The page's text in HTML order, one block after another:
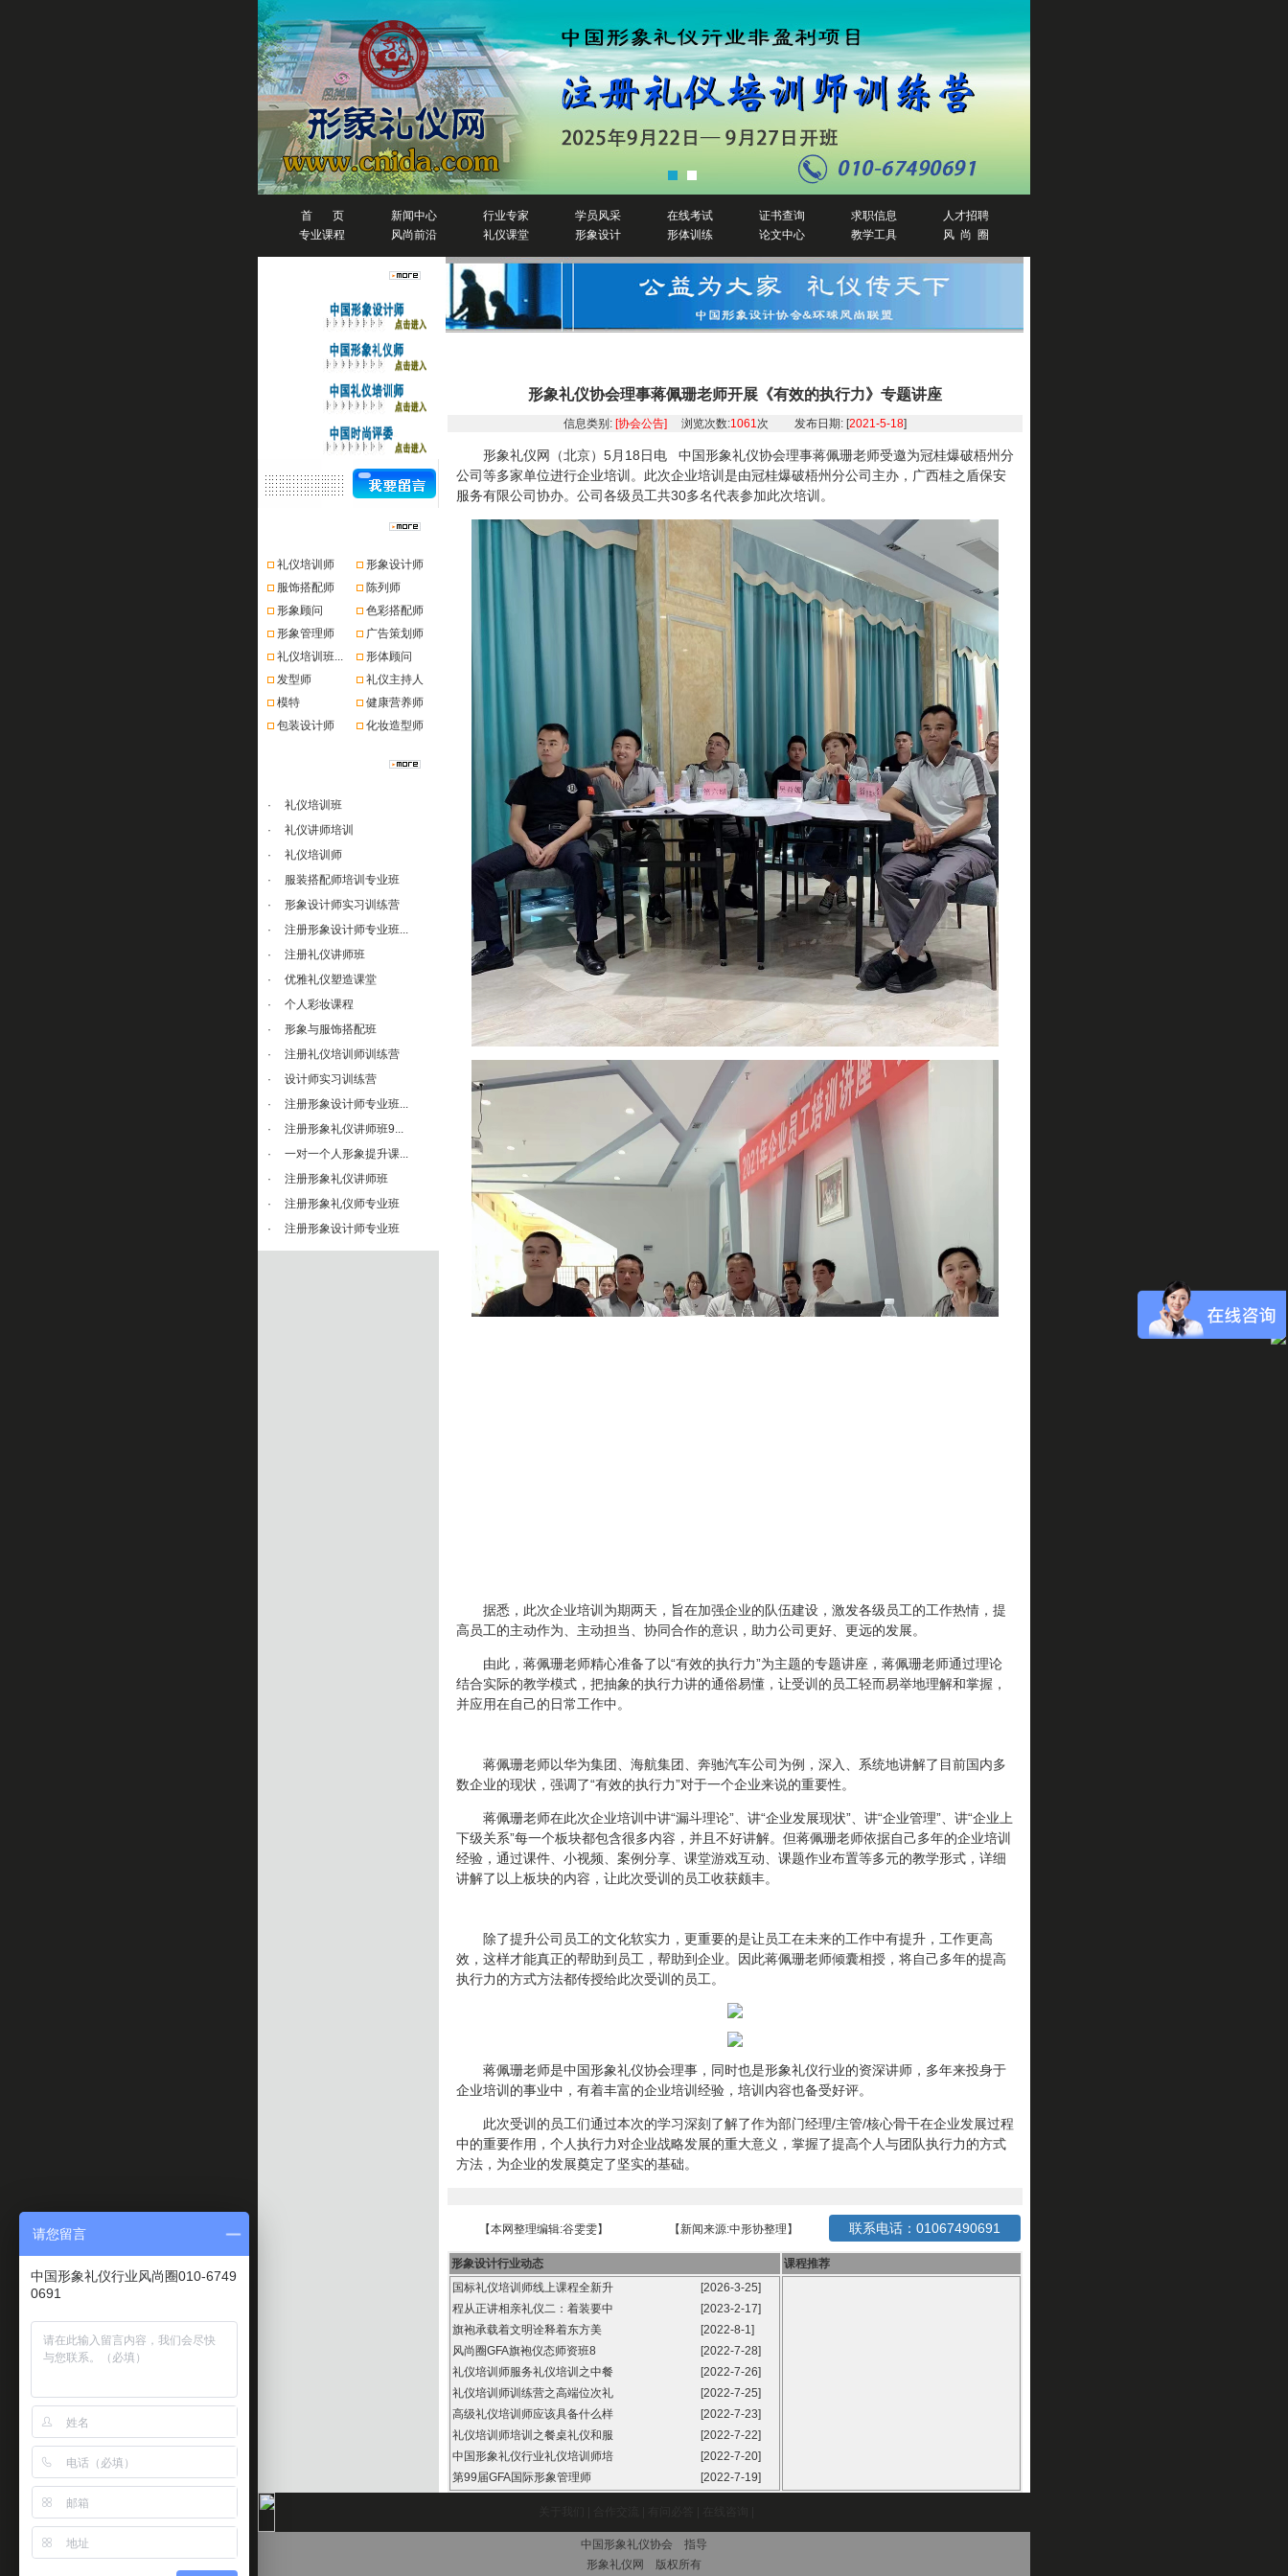
首 页 新闻中心 行业专家 学员风采 在线考试 证书查询 求职信息
人才招聘
专业课程
风尚前沿 礼仪课堂 形象设计 形体训练 论文中心 教学工具 风 尚 圈
礼仪培训师
形象设计师
服饰搭配师
陈列师
形象顾问
色彩搭配师
形象管理师
广告策划师
礼仪培训班...
形体顾问
发型师
礼仪主持人
模特
健康营养师
包装设计师
化妆造型师
·
礼仪培训班
·
礼仪讲师培训
·
礼仪培训师
·
服装搭配师培训专业班
·
形象设计师实习训练营
·
注册形象设计师专业班...
·
注册礼仪讲师班
·
优雅礼仪塑造课堂
·
个人彩妆课程
·
形象与服饰搭配班
·
注册礼仪培训师训练营
·
设计师实习训练营
·
注册形象设计师专业班...
·
注册形象礼仪讲师班9...
·
一对一个人形象提升课...
·
注册形象礼仪讲师班
·
注册形象礼仪师专业班
·
注册形象设计师专业班
形象礼仪协会理事蒋佩珊老师开展《有效的执行力》专题讲座
信息类别: [协会公告] 浏览次数:1061次 发布日期: [2021-5-18]
形象礼仪网（北京）5月18日电 中国形象礼仪协会理事蒋佩珊老师受邀为冠桂爆破梧州分
公司等多家单位进行企业培训。此次企业培训是由冠桂爆破梧州分公司主办，广西桂之盾保安
服务有限公司协办。公司各级员工共30多名代表参加此次培训。
据悉，此次企业培训为期两天，旨在加强企业的队伍建设，激发各级员工的工作热情，提
高员工的主动作为、主动担当、协同合作的意识，助力公司更好、更远的发展。
由此，蒋佩珊老师精心准备了以“有效的执行力”为主题的专题讲座，蒋佩珊老师通过理论
结合实际的教学模式，把抽象的执行力讲的通俗易懂，让受训的员工轻而易举地理解和掌握，
并应用在自己的日常工作中。
蒋佩珊老师以华为集团、海航集团、奔驰汽车公司为例，深入、系统地讲解了目前国内多
数企业的现状，强调了“有效的执行力”对于一个企业来说的重要性。
蒋佩珊老师在此次企业培训中讲“漏斗理论”、讲“企业发展现状”、讲“企业管理”、讲“企业上
下级关系”每一个板块都包含很多内容，并且不好讲解。但蒋佩珊老师依据自己多年的企业培训
经验，通过课件、小视频、案例分享、课堂游戏互动、课题作业布置等多元的教学形式，详细
讲解了以上板块的内容，让此次受训的员工收获颇丰。
除了提升公司员工的文化软实力，更重要的是让员工在未来的工作中有提升，工作更高
效，这样才能真正的帮助到员工，帮助到企业。因此蒋佩珊老师倾囊相授，将自己多年的提高
执行力的方式方法都传授给此次受训的员工。
蒋佩珊老师是中国形象礼仪协会理事，同时也是形象礼仪行业的资深讲师，多年来投身于
企业培训的事业中，有着丰富的企业培训经验，培训内容也备受好评。
此次受训的员工们通过本次的学习深刻了解了作为部门经理/主管/核心骨干在企业发展过程
中的重要作用，个人执行力对企业战略发展的重大意义，掌握了提高个人与团队执行力的方式
方法，为企业的发展奠定了坚实的基础。
【本网整理编辑:谷雯雯】 【新闻来源:中形协整理】 联系电话：01067490691
形象设计行业动态
课程推荐
国标礼仪培训师线上课程全新升
[2026-3-25]
程从正讲相亲礼仪二：着装要中
[2023-2-17]
旗袍承载着文明诠释着东方美
[2022-8-1]
风尚圈GFA旗袍仪态师资班8
[2022-7-28]
礼仪培训师服务礼仪培训之中餐
[2022-7-26]
礼仪培训师训练营之高端位次礼
[2022-7-25]
高级礼仪培训师应该具备什么样
[2022-7-23]
礼仪培训师培训之餐桌礼仪和服
[2022-7-22]
中国形象礼仪行业礼仪培训师培
[2022-7-20]
第99届GFA国际形象管理师
[2022-7-19]
中国形象礼仪协会 指导
形象礼仪网 版权所有
请您留言
中国形象礼仪行业风尚圈010-6749
0691